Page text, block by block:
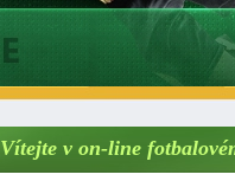
Vítejte v on-line